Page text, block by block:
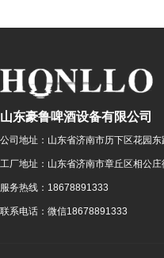
山东豪鲁啤酒设备有限公司
公司地址： 山东省济南市历下区花园
工厂地址： 山东省济南市章丘区相公
服务热线： 18678891333
联系电话： 微信18678891333